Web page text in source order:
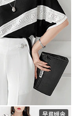
무료배송